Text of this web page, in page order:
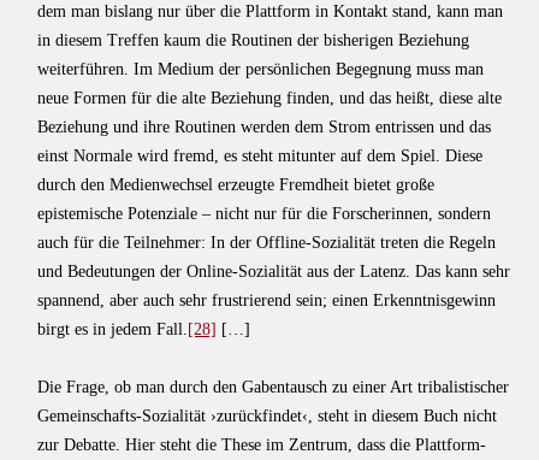
dem man bislang nur über die Plattform in Kontakt stand, kann man
in diesem Treffen kaum die Routinen der bisherigen Beziehung
weiterführen. Im Medium der persönlichen Begegnung muss man
neue Formen für die alte Beziehung finden, und das heißt, diese alte
Beziehung und ihre Routinen werden dem Strom entrissen und das
einst Normale wird fremd, es steht mitunter auf dem Spiel. Diese
durch den Medienwechsel erzeugte Fremdheit bietet große
epistemische Potenziale – nicht nur für die Forscherinnen, sondern
auch für die Teilnehmer: In der Offline-Sozialität treten die Regeln
und Bedeutungen der Online-Sozialität aus der Latenz. Das kann sehr
spannend, aber auch sehr frustrierend sein; einen Erkenntnisgewinn
birgt es in jedem Fall. [28] […]
Die Frage, ob man durch den Gabentausch zu einer Art tribalistischer
Gemeinschafts-Sozialität ›zurückfindet‹, steht in diesem Buch nicht
zur Debatte. Hier steht die These im Zentrum, dass die Plattform-